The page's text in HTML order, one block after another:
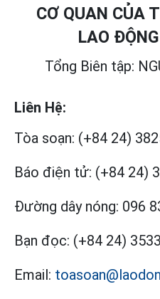
CƠ QUAN CỦA
LAO
Tổng Biên tập:
Liên Hệ:
Tòa soạn: (+84 24)
Báo điện tử: (+84 24)
Đường dây nóng: 096
Bạn đọc: (+84 24)
Email: